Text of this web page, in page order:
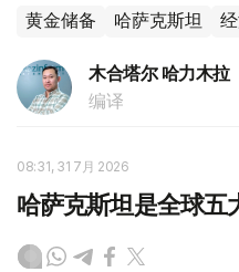
黄金储备 哈萨克斯坦
木合塔尔 哈力木拉
编译
08:31, 31 7月 2026
哈萨克斯坦是全球五